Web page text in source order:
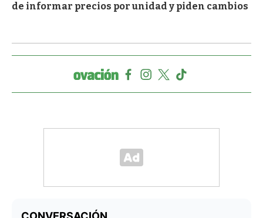
de informar precios por unidad y piden cambios